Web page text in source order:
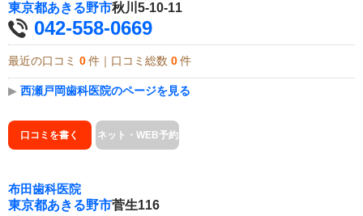
東京都あきる野市秋川5-10-11
042-558-0669
最近の口コミ 0 件｜口コミ総数 0 件
▶ 西瀬戸岡歯科医院のページを見る
口コミを書く ネット・WEB予約
布田歯科医院
東京都あきる野市菅生116